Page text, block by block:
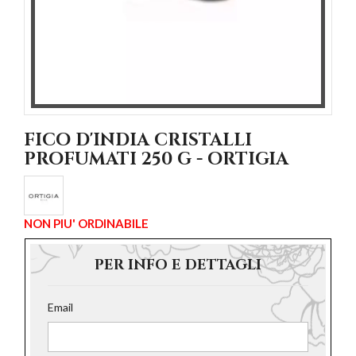
FICO D'INDIA CRISTALLI
PROFUMATI 250 G - ORTIGIA
NON PIU' ORDINABILE
PER INFO E DETTAGLI
Email